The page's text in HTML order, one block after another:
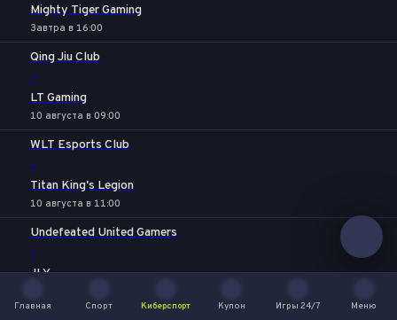
Mighty Tiger Gaming
Завтра в 16:00
Qing Jiu Club
-
LT Gaming
10 августа в 09:00
WLT Esports Club
-
Titan King's Legion
10 августа в 11:00
Undefeated United Gamers
-
JLY
Главная
Спорт
Киберспорт
Купон
Игры 24/7
Меню